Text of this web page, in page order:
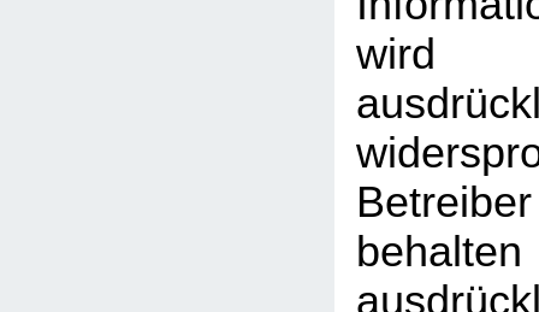
wird